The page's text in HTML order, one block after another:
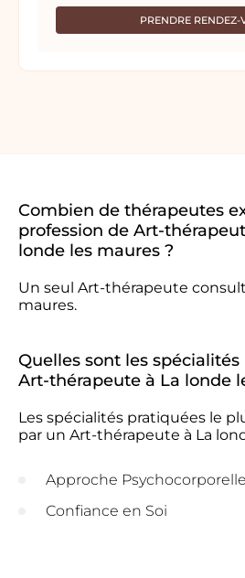
PRENDRE RENDEZ-
Combien de thérapeutes
profession de Art-
londe les maures ?
Un seul Art-thérapeute
maures.
Quelles sont les
Art-thérapeute à La londe
Les spécialités pratiquées le
par un Art-thérapeute à La
Approche Psychocorporelle
Confiance en Soi